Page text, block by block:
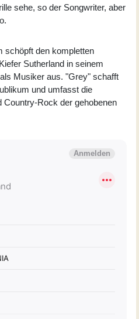
sehe, so der Songwriter, aber
schöpft den kompletten
Sutherland in seinem
Musiker aus. "Grey" schafft
und umfasst die
Country-Rock der gehobenen